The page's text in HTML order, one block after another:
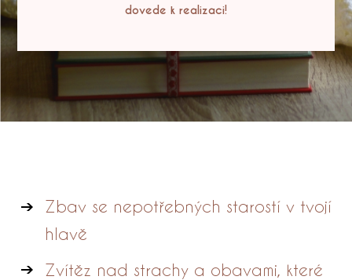
dovede k realizaci!
Zbav se nepotřebných starostí v tvojí
hlavě
Zvítěz nad strachy a obavami, které